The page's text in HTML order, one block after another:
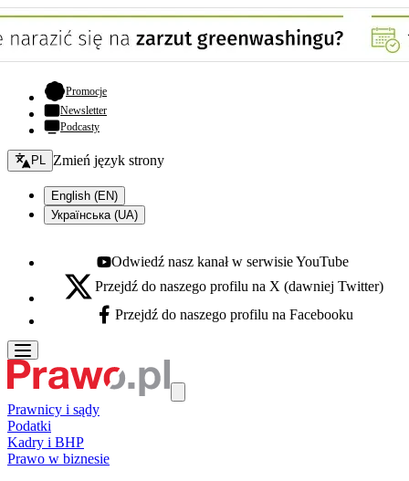
Promocje- otwiera się w nowej karcie
Newsletter
Podcasty
Zmień język - bieżący:
PL Zmień język strony
English (EN)
Українська (UA)
Youtube - otwiera się w nowej karcie
Odwiedź nasz kanał w serwisie YouTube
X - otwiera się w nowej karcie
Przejdź do naszego profilu na X (dawniej Twitter)
Facebook - otwiera się w nowej karcie
Przejdź do naszego profilu na Facebooku
Prawnicy i sądy
Podatki
Kadry i BHP
Prawo w biznesie